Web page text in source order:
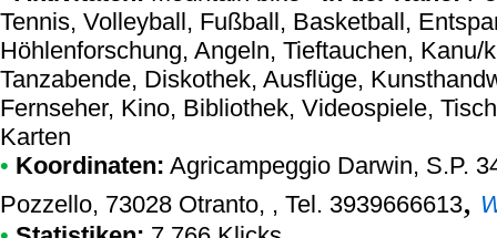
Tennis, Volleyball, Fußball, Basketball,
Höhlenforschung, Angeln, Tieftauchen,
Tanzabende, Diskothek, Ausflüge,
Fernseher, Kino, Bibliothek, Videospiele,
Karten
• Koordinaten: Agricampeggio Darwin, S.P.
Pozzello, 73028 Otranto, , Tel. 3939666613,